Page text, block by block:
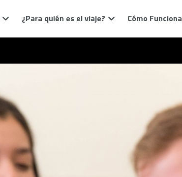
¿Para quién es el viaje? Cómo Funciona